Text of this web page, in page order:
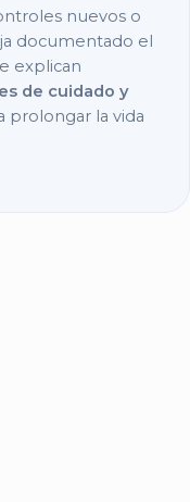
nuevos o
documentado el
explican
de cuidado y
prolongar la vida